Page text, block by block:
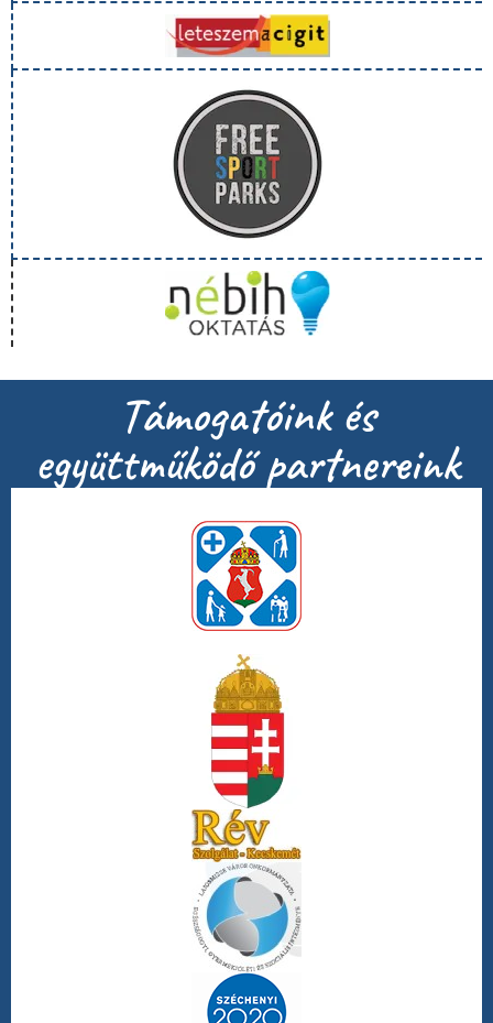
Támogatóink és
együttműködő partnereink